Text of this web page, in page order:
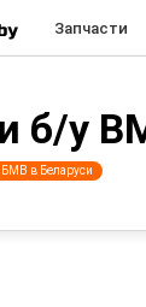
Запчасти
б/у
БМВ в Беларуси